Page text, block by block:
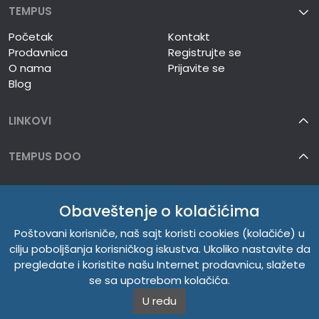
TEMPUS
Početak
Prodavnica
O nama
Blog
Kontakt
Registrujte se
Prijavite se
LINKOVI
TEMPUS DOO
O NAMA
Obaveštenje o kolačićima
Poštovani korisniče, naš sajt koristi cookies (kolačiće) u
cilju poboljšanja korisničkog iskustva. Ukoliko nastavite da
pregledate i koristite našu Internet prodavnicu, slažete
se sa upotrebom kolačića.
U redu